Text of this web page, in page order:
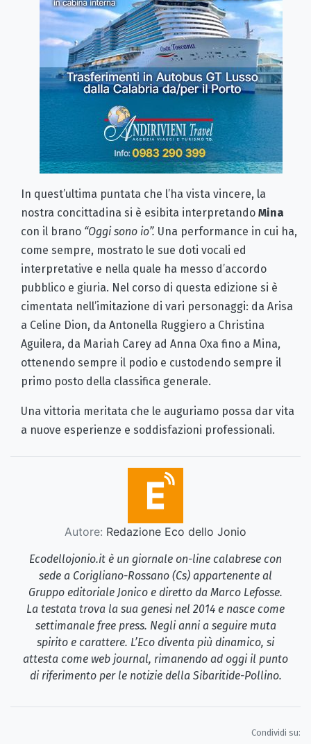
In quest’ultima puntata che l’ha vista vincere, la
nostra concittadina si è esibita interpretando Mina
con il brano “Oggi sono io”. Una performance in cui ha,
come sempre, mostrato le sue doti vocali ed
interpretative e nella quale ha messo d’accordo
pubblico e giuria. Nel corso di questa edizione si è
cimentata nell’imitazione di vari personaggi: da Arisa
a Celine Dion, da Antonella Ruggiero a Christina
Aguilera, da Mariah Carey ad Anna Oxa fino a Mina,
ottenendo sempre il podio e custodendo sempre il
primo posto della classifica generale.
Una vittoria meritata che le auguriamo possa dar vita
a nuove esperienze e soddisfazioni professionali.
Autore: Redazione Eco dello Jonio
Ecodellojonio.it è un giornale on-line calabrese con
sede a Corigliano-Rossano (Cs) appartenente al
Gruppo editoriale Jonico e diretto da Marco Lefosse.
La testata trova la sua genesi nel 2014 e nasce come
settimanale free press. Negli anni a seguire muta
spirito e carattere. L’Eco diventa più dinamico, si
attesta come web journal, rimanendo ad oggi il punto
di riferimento per le notizie della Sibaritide-Pollino.
Condividi su: